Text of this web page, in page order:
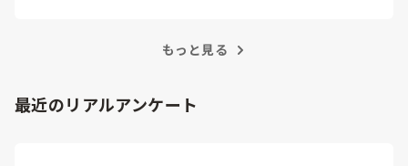
器械出し/点滴/器具の洗浄・パッキング・滅菌）
ですが、これもクリニックによって異なったりします。
いというところもあり、
そういうところだと外来は一切ノータッチなようです（私はそ
もっと見る
最近のリアルアンケート